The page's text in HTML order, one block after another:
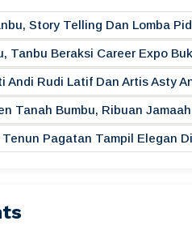
Story Telling Dan Lomba
Tanbu Beraksi Career Expo
Andi Rudi Latif Dan Artis Asty
Tanah Bumbu, Ribuan
Pagatan Tampil Elegan